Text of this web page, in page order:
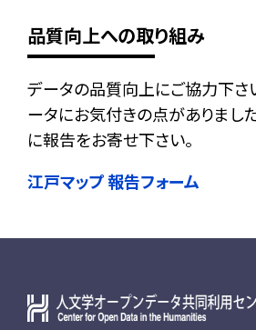
品質向上への取り組み
データの品質向上にご協力下さ
ータにお気付きの点がありまし
に報告をお寄せ下さい。
江戸マップ 報告フォーム